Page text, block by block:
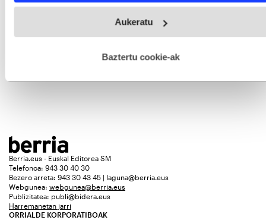
fitxategiak erabiltzen ditu. Zure esperientzia eta zerbitzuak
esplizitua ematen diguzu.Gehiago irakurri
Aukeratu
Baztertu cookie-ak
Berria.eus - Euskal Editorea SM
Telefonoa: 943 30 40 30
Bezero arreta: 943 30 43 45 | laguna@berria.eus
Webgunea: webgunea@berria.eus
Publizitatea: publi@bidera.eus
Harremanetan jarri
ORRIALDE KORPORATIBOAK